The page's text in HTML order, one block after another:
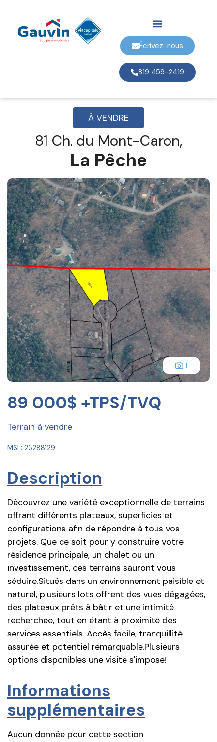
Écrivez-nous
819 459-2419
À VENDRE
81 Ch. du Mont-Caron,
La Pêche
1
89 000$ +TPS/TVQ
Terrain à vendre
MSL: 23288129
Description
Découvrez une variété exceptionnelle de terrains
offrant différents plateaux, superficies et
configurations afin de répondre à tous vos
projets. Que ce soit pour y construire votre
résidence principale, un chalet ou un
investissement, ces terrains sauront vous
séduire.Situés dans un environnement paisible et
naturel, plusieurs lots offrent des vues dégagées,
des plateaux prêts à bâtir et une intimité
recherchée, tout en étant à proximité des
services essentiels. Accès facile, tranquillité
assurée et potentiel remarquable.Plusieurs
options disponibles une visite s'impose!
Informations
supplémentaires
Aucun donnée pour cette section